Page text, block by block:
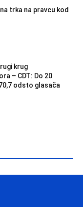
trka na pravcu kod
krug
– CDT: Do 20
odsto glasača